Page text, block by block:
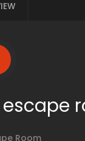
escape
Room